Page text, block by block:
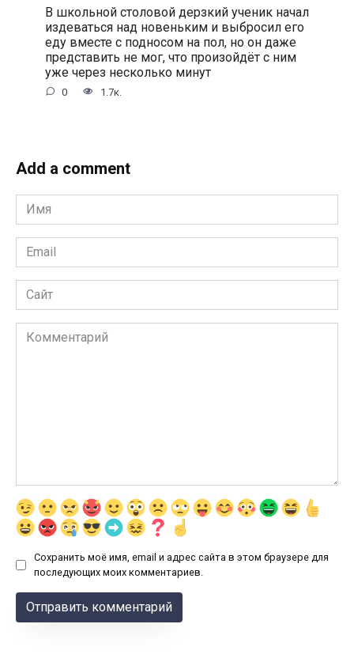
В школьной столовой дерзкий ученик начал
издеваться над новеньким и выбросил его
еду вместе с подносом на пол, но он даже
представить не мог, что произойдёт с ним
уже через несколько минут
0 1.7к.
Add a comment
Имя
*
Email
*
Сайт
Комментарий
Сохранить моё имя, email и адрес сайта в этом браузере для
последующих моих комментариев.